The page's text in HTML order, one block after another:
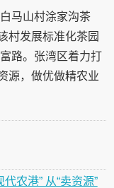
马山村涂家沟茶
村发展标准化茶园
路。张湾区着力打
源，做优做精农业
农港” 从“卖资源”